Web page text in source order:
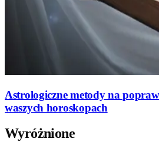
Astrologiczne metody na
waszych horoskopach
Wyróżnione